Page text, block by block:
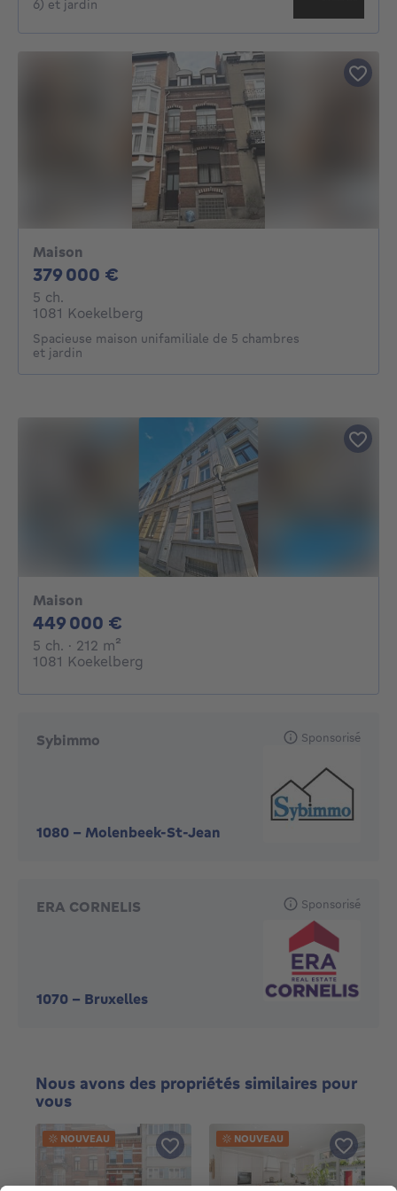
6) et jardin
Maison
379 000 €
5 ch.
1081 Koekelberg
Spacieuse maison unifamiliale de 5 chambres
et jardin
Maison
449 000 €
5 ch. 5 chambres
· 212 m²
1081 Koekelberg
Sybimmo
1080 - Molenbeek-St-Jean
Sponsorisé
ERA CORNELIS
1070 - Bruxelles
Sponsorisé
Nous avons des propriétés similaires pour
vous
NOUVEAU NOUVEAU